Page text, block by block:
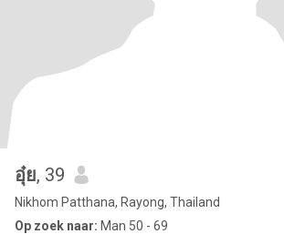
อุ๋ย, 39
Nikhom Patthana, Rayong, Thailand
Op zoek naar: Man 50 - 69